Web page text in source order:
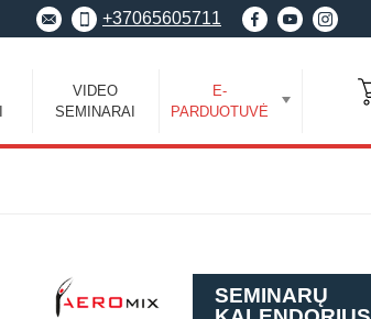
+37065605711
VIDEO
SEMINARAI
E-
PARDUOTUVĖ
SEMINARŲ